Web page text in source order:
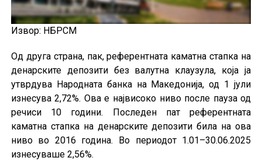
Извор: НБРСМ
Од друга страна, пак, референтната каматна стапка на
денарските депозити без валутна клаузула, која ја
утврдува Народната банка на Македонија, од 1 јули
изнесува 2,72%. Ова е највисоко ниво после пауза од
речиси 10 години. Последен пат референтната
каматна стапка на денарските депозити била на ова
ниво во 2016 година. Во периодот 1.01–30.06.2025
изнесуваше 2,56%.